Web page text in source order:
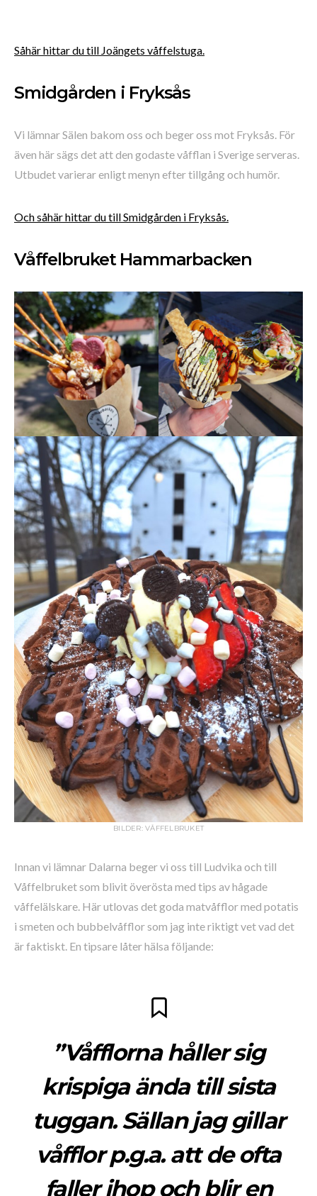
Såhär hittar du till Joängets våffelstuga.
Smidgården i Fryksås
Vi lämnar Sälen bakom oss och beger oss mot Fryksås. För
även här sägs det att den godaste våfflan i Sverige serveras.
Utbudet varierar enligt menyn efter tillgång och humör.
Och såhär hittar du till Smidgården i Fryksås.
Våffelbruket Hammarbacken
BILDER: VÅFFELBRUKET
Innan vi lämnar Dalarna beger vi oss till Ludvika och till
Våffelbruket som blivit överösta med tips av hågade
våffelälskare. Här utlovas det goda matvåfflor med potatis
i smeten och bubbelvåfflor som jag inte riktigt vet vad det
är faktiskt. En tipsare låter hälsa följande:
”Våfflorna håller sig
krispiga ända till sista
tuggan. Sällan jag gillar
våfflor p.g.a. att de ofta
faller ihop och blir en